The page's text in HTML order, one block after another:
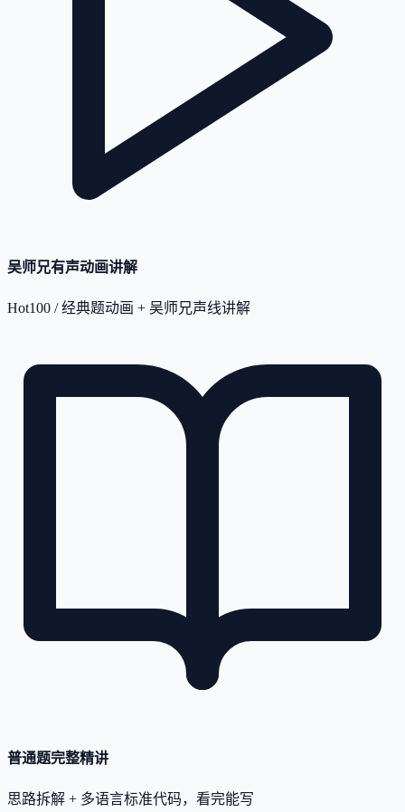
吴师兄有声动画讲解
Hot100 / 经典题动画 + 吴师兄声线讲解
普通题完整精讲
思路拆解 + 多语言标准代码，看完能写